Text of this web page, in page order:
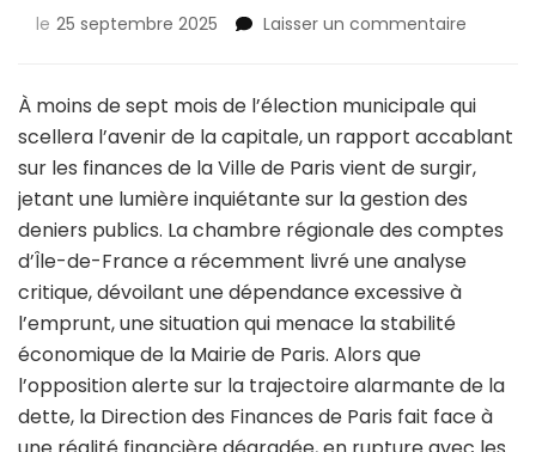
le 25 septembre 2025 Laisser un commentaire
péril
:
le
rapport
de
la
Ville
À moins de sept mois de l’élection municipale qui
scellera l’avenir de la capitale, un rapport accablant
sur les finances de la Ville de Paris vient de surgir,
jetant une lumière inquiétante sur la gestion des
deniers publics. La chambre régionale des comptes
d’Île-de-France a récemment livré une analyse
critique, dévoilant une dépendance excessive à
l’emprunt, une situation qui menace la stabilité
économique de la Mairie de Paris. Alors que
l’opposition alerte sur la trajectoire alarmante de la
dette, la Direction des Finances de Paris fait face à